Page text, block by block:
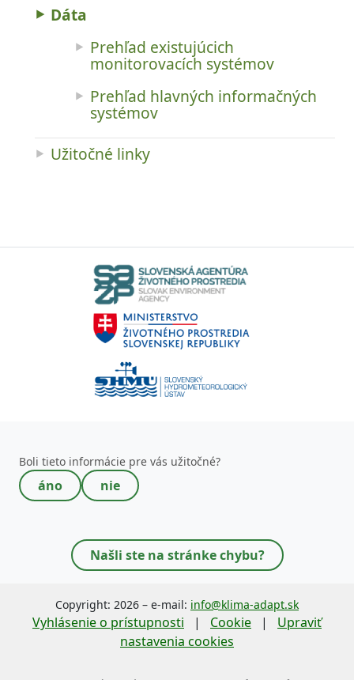
Dáta
Prehľad existujúcich
monitorovacích systémov
Prehľad hlavných informačných
systémov
Užitočné linky
Boli tieto informácie pre vás užitočné?
áno nie
Toto pole nevypĺňajte!
Našli ste na stránke chybu?
Copyright: 2026 – e-mail: info@klima-adapt.sk
Vyhlásenie o prístupnosti | Cookie | Upraviť
nastavenia cookies